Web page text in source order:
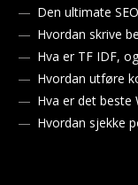
Den ultimate
Hvordan skrive
Hva er TF IDF,
Hvordan utføre
Hva er det beste
Hvordan sjekke